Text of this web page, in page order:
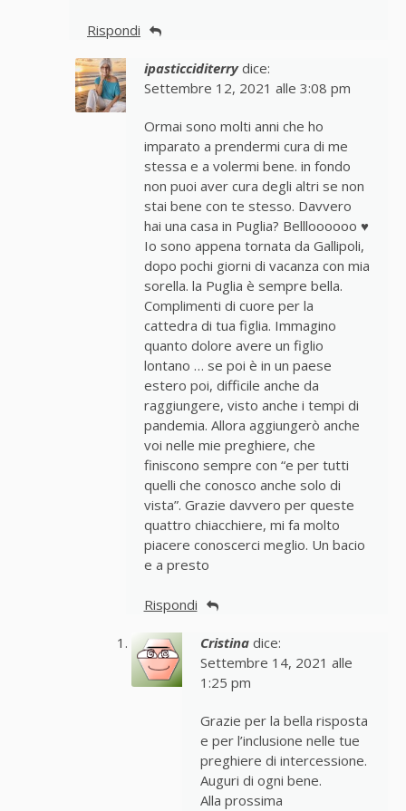
Rispondi
ipasticciditerry dice:
Settembre 12, 2021 alle 3:08 pm
Ormai sono molti anni che ho
imparato a prendermi cura di me
stessa e a volermi bene. in fondo
non puoi aver cura degli altri se non
stai bene con te stesso. Davvero
hai una casa in Puglia? Bellloooooo ♥
Io sono appena tornata da Gallipoli,
dopo pochi giorni di vacanza con mia
sorella. la Puglia è sempre bella.
Complimenti di cuore per la
cattedra di tua figlia. Immagino
quanto dolore avere un figlio
lontano … se poi è in un paese
estero poi, difficile anche da
raggiungere, visto anche i tempi di
pandemia. Allora aggiungerò anche
voi nelle mie preghiere, che
finiscono sempre con “e per tutti
quelli che conosco anche solo di
vista”. Grazie davvero per queste
quattro chiacchiere, mi fa molto
piacere conoscerci meglio. Un bacio
e a presto
Rispondi
Cristina dice:
Settembre 14, 2021 alle
1:25 pm
Grazie per la bella risposta
e per l’inclusione nelle tue
preghiere di intercessione.
Auguri di ogni bene.
Alla prossima